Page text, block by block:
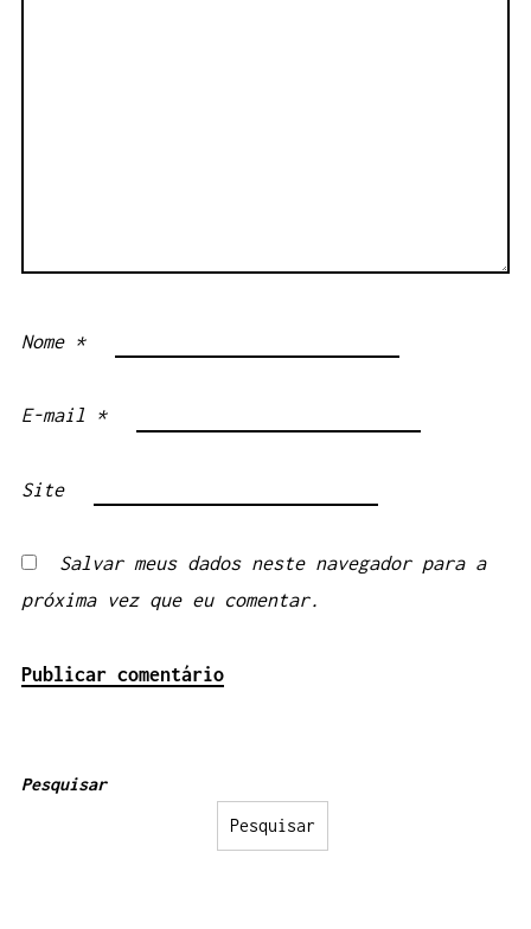
Nome *
E-mail *
Site
Salvar meus dados neste navegador para a
próxima vez que eu comentar.
Pesquisar
Pesquisar